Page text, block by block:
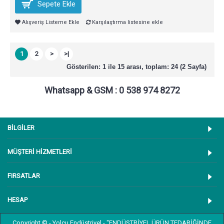
Sepete Ekle
Alışveriş Listeme Ekle Karşılaştırma listesine ekle
1 2 >
>|
Gösterilen: 1 ile 15 arası, toplam: 24 (2 Sayfa)
Whatsapp & GSM : 0 538 974 8272
BİLGİLER
MÜŞTERİ HİZMETLERİ
FIRSATLAR
HESAP